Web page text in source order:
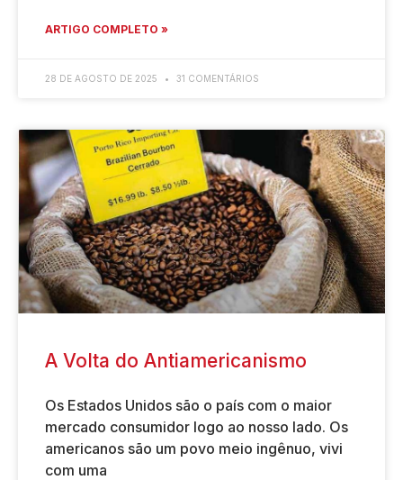
ARTIGO COMPLETO »
28 DE AGOSTO DE 2025 31 COMENTÁRIOS
A Volta do Antiamericanismo
Os Estados Unidos são o país com o maior
mercado consumidor logo ao nosso lado. Os
americanos são um povo meio ingênuo, vivi
com uma